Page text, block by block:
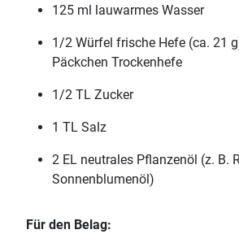
125 ml lauwarmes Wasser
1/2 Würfel frische Hefe (ca. 21
Päckchen Trockenhefe
1/2 TL Zucker
1 TL Salz
2 EL neutrales Pflanzenöl (z. B.
Sonnenblumenöl)
Für den Belag: